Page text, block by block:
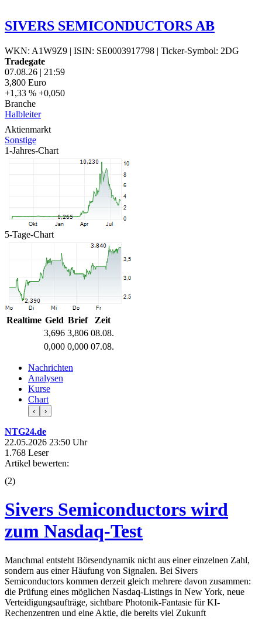
SIVERS SEMICONDUCTORS AB
WKN: A1W9Z9 | ISIN: SE0003917798 | Ticker-Symbol: 2DG
Tradegate
07.08.26 | 21:59
3,800 Euro
+1,33 % +0,050
Branche
Halbleiter
Aktienmarkt
Sonstige
1-Jahres-Chart
5-Tage-Chart
Realtime Geld Brief
Zeit
3,696 3,806 08.08.
0,000 0,000 07.08.
Nachrichten
Analysen
Kurse
Chart
‹ ›
NTG24.de
22.05.2026 23:50 Uhr
1.768 Leser
Artikel bewerten:
(2)
Sivers Semiconductors wird
zum Nasdaq-Test
Manchmal entsteht Börsendynamik nicht aus einer einzelnen Zahl,
sondern aus einer Häufung von Signalen. Bei Sivers
Semiconductors kommen derzeit gleich mehrere davon zusammen:
die Prüfung eines möglichen Nasdaq-Listings in New York, neue
Verteidigungsaufträge, sichtbare Photonik-Fantasie für KI-
Rechenzentren und eine Aktie, die bereits viel Zukunft